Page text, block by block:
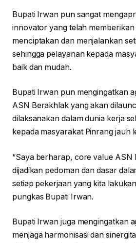
Bupati Irwan pun sangat
innovator yang telah
menciptakan dan menjalankan
sehingga pelayanan kepada
baik dan mudah.
Bupati Irwan pun mengingatkan
ASN Berakhlak yang akan
dilaksanakan dalam dunia kerja
kepada masyarakat Pinrang jauh
“Saya berharap, core value ASN
dijadikan pedoman dan dasar
setiap pekerjaan yang kita
pungkas Bupati Irwan.
Bupati Irwan juga mengingatkan
menjaga harmonisasi dan